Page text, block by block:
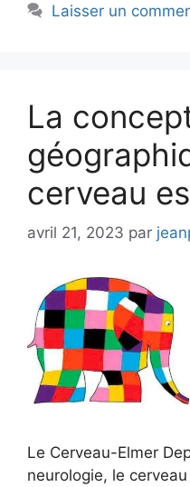
Laisser un
La
cerveau
avril 21, 2023 par
Le Cerveau-Elmer
neurologie, le